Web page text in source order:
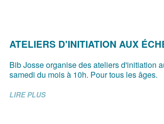
ATELIERS D'INITIATION AUX
Bib Josse organise des ateliers d'initiation
samedi du mois à 10h. Pour tous les âges.
LIRE PLUS